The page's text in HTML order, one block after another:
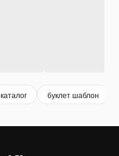
каталог буклет шаблон